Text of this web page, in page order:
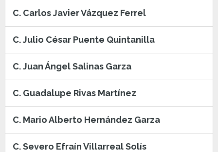
C. Carlos Javier Vázquez Ferrel
C. Julio César Puente Quintanilla
C. Juan Ángel Salinas Garza
C. Guadalupe Rivas Martínez
C. Mario Alberto Hernández Garza
C. Severo Efraín Villarreal Solís